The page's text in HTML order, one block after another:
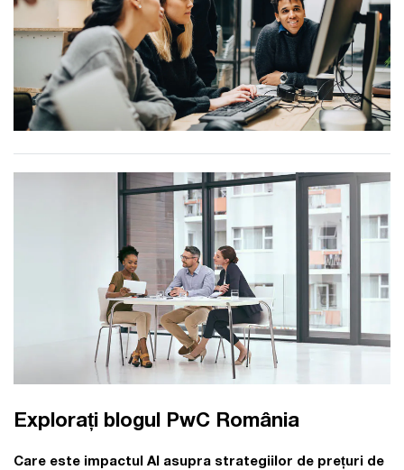
Explorați blogul PwC România
Care este impactul AI asupra strategiilor de prețuri de